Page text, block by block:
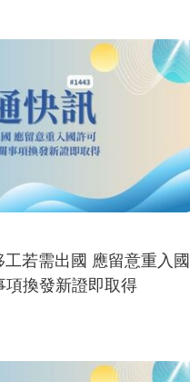
工若需出國 應留意重入國
換發新證即取得